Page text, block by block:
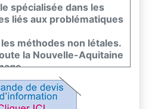
spécialisée dans les
liés aux problématiques
méthodes non létales.
la Nouvelle-Aquitaine
: Capture, Installation de
Effaroucheurs.
des fientes.